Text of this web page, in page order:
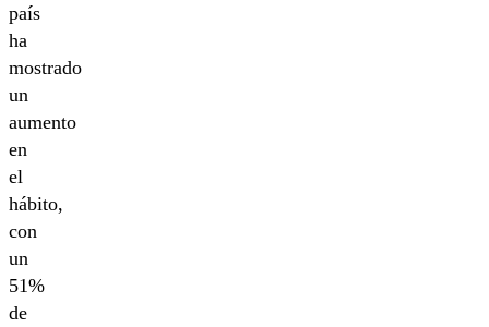
país
ha
mostrado
un
aumento
en
el
hábito,
con
un
51%
de